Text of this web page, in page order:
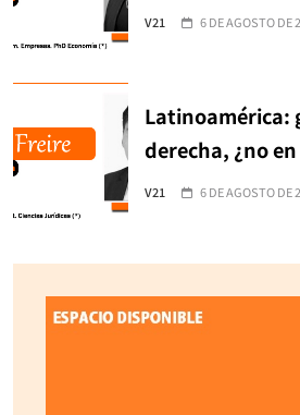
V21 6 DE AGOSTO DE
Latinoamérica:
derecha, ¿no
V21 6 DE AGOSTO DE